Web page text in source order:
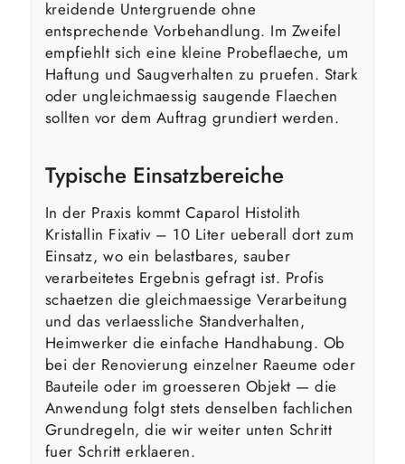
kreidende Untergruende ohne
entsprechende Vorbehandlung. Im Zweifel
empfiehlt sich eine kleine Probeflaeche, um
Haftung und Saugverhalten zu pruefen. Stark
oder ungleichmaessig saugende Flaechen
sollten vor dem Auftrag grundiert werden.
Typische Einsatzbereiche
In der Praxis kommt Caparol Histolith
Kristallin Fixativ – 10 Liter ueberall dort zum
Einsatz, wo ein belastbares, sauber
verarbeitetes Ergebnis gefragt ist. Profis
schaetzen die gleichmaessige Verarbeitung
und das verlaessliche Standverhalten,
Heimwerker die einfache Handhabung. Ob
bei der Renovierung einzelner Raeume oder
Bauteile oder im groesseren Objekt — die
Anwendung folgt stets denselben fachlichen
Grundregeln, die wir weiter unten Schritt
fuer Schritt erklaeren.